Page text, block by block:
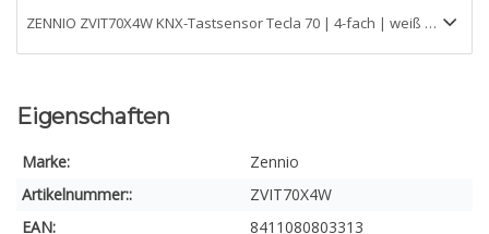
Eigenschaften
Marke:
Zennio
Artikelnummer::
ZVIT70X4W
EAN:
8411080803313